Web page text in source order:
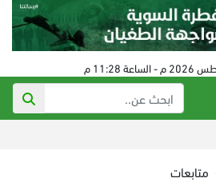
متابعات